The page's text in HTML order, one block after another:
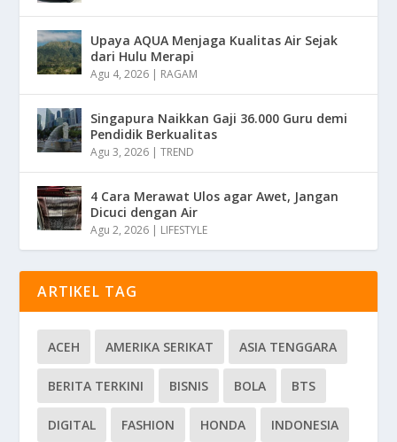
Upaya AQUA Menjaga Kualitas Air Sejak
dari Hulu Merapi
Agu 4, 2026 | RAGAM
Singapura Naikkan Gaji 36.000 Guru demi
Pendidik Berkualitas
Agu 3, 2026 |TREND
4 Cara Merawat Ulos agar Awet, Jangan
Dicuci dengan Air
Agu 2, 2026 | LIFESTYLE
ARTIKEL TAG
ACEH AMERIKA SERIKAT ASIA TENGGARA
BERITA TERKINI BISNIS BOLA BTS
DIGITAL FASHION HONDA INDONESIA